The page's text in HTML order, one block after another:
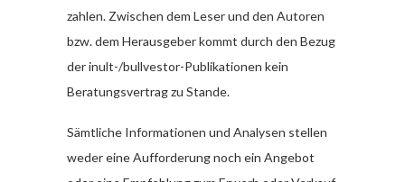
zahlen. Zwischen dem Leser und den Autoren
bzw. dem Herausgeber kommt durch den Bezug
der inult-/bullvestor-Publikationen kein
Beratungsvertrag zu Stande.
Sämtliche Informationen und Analysen stellen
weder eine Aufforderung noch ein Angebot